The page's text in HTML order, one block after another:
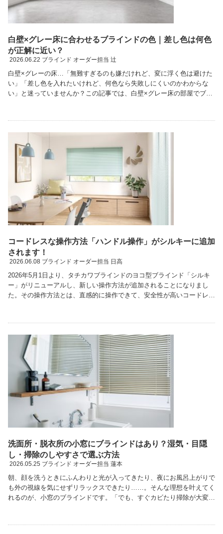
白壁×グレー床に合わせるブラインドの色｜差し色は何色
が正解に近い？
2026.06.22 ブラインド オーダー担当 辻
白壁×グレーの床…「無難すぎるのも嫌だけれど、変に浮く色は避けた
い」「差し色を入れたいけれど、何色なら失敗しにくいのかわからな
い」と迷っていませんか？この記事では、白壁×グレー床の部屋でブラ
コードレスな操作方法「ハンドル操作」がシルキーに追加
されます！
2026.06.08 ブラインド オーダー担当 日高
2026年5月1日より、タチカワブラインドのヨコ型ブラインド「シルキ
ー」がリニューアルし、新しい操作方法が追加されることになりまし
た。その操作方法とは、直感的に操作できて、安全性が高いコードレス
洗面所・脱衣所の小窓にブラインドはあり？湿気・目隠
し・掃除のしやすさで選ぶ方法
2026.05.25 ブラインド オーダー担当 蓮本
朝、顔を洗うときにふんわりと光が入ってきたり、夜にお風呂上がりで
も外の視線を気にせずリラックスできたり……。そんな理想を叶えてく
れるのが、小窓のブラインドです。「でも、すぐカビたり掃除が大変だ